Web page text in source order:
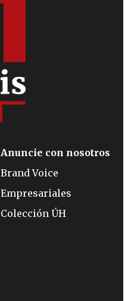
Anuncie con nosotros
Brand Voice
Empresariales
Colección ÚH